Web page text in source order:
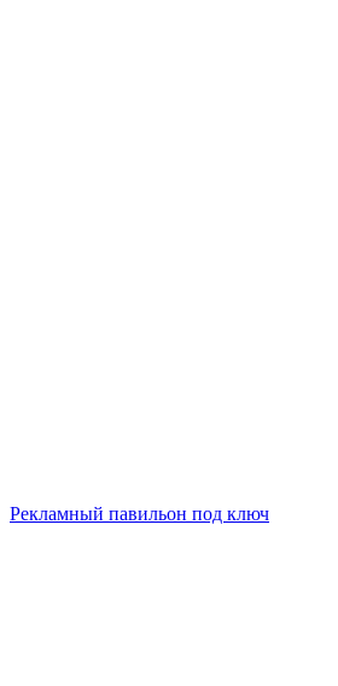
Рекламный павильон под ключ